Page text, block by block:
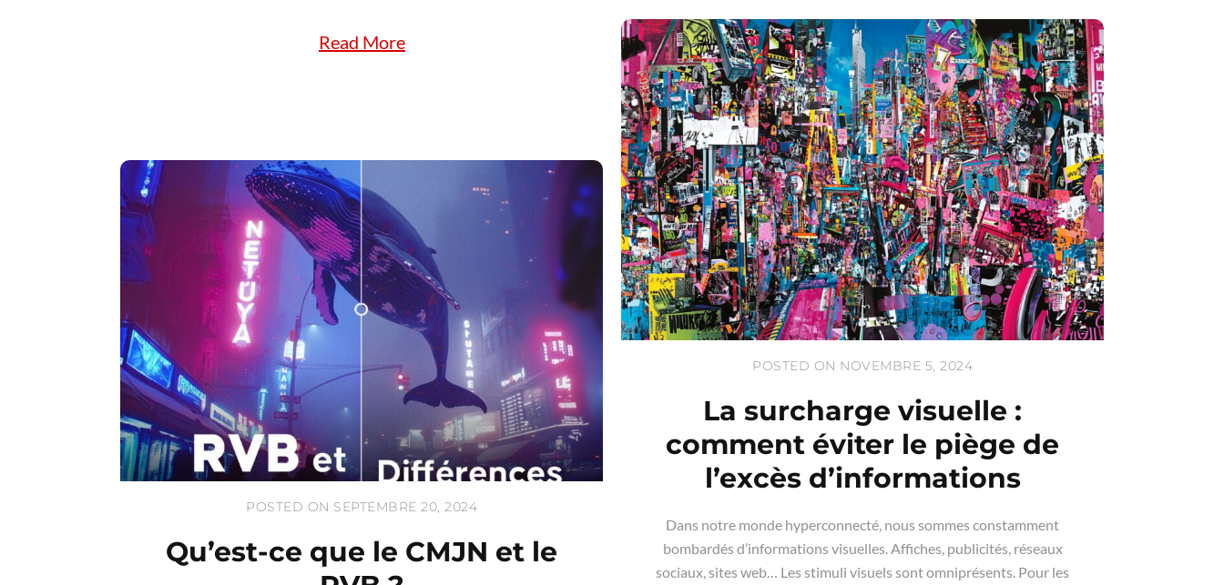
Read More
POSTED ON NOVEMBRE 5, 2024
La surcharge visuelle :
comment éviter le piège de
l’excès d’informations
Dans notre monde hyperconnecté, nous sommes constamment
bombardés d’informations visuelles. Affiches, publicités, réseaux
sociaux, sites web… Les stimuli visuels sont omniprésents. Pour les
POSTED ON SEPTEMBRE 20, 2024
Qu’est-ce que le CMJN et le